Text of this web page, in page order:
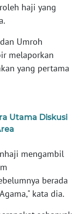
haji yang
Umroh
melaporkan
yang pertama
Utama Diskusi
mengambil
berada
kata dia.